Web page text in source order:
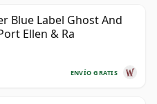
Blue Label Ghost And
Ellen & Ra
ENVÍO GRATIS